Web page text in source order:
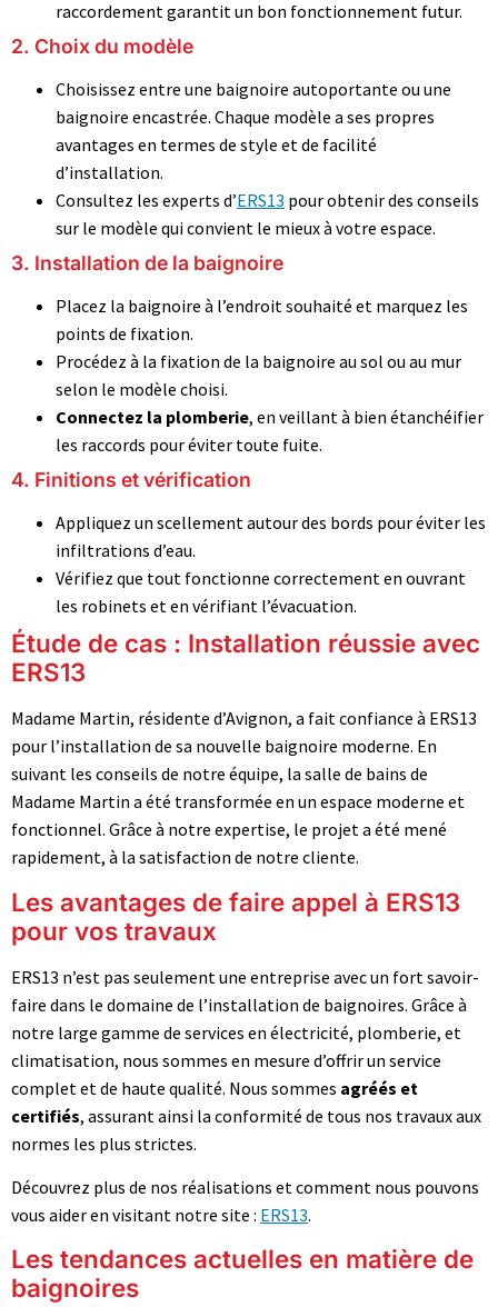
raccordement garantit un bon fonctionnement futur.
2. Choix du modèle
Choisissez entre une baignoire autoportante ou une
baignoire encastrée. Chaque modèle a ses propres
avantages en termes de style et de facilité
d’installation.
Consultez les experts d’ERS13 pour obtenir des conseils
sur le modèle qui convient le mieux à votre espace.
3. Installation de la baignoire
Placez la baignoire à l’endroit souhaité et marquez les
points de fixation.
Procédez à la fixation de la baignoire au sol ou au mur
selon le modèle choisi.
Connectez la plomberie, en veillant à bien étanchéifier
les raccords pour éviter toute fuite.
4. Finitions et vérification
Appliquez un scellement autour des bords pour éviter les
infiltrations d’eau.
Vérifiez que tout fonctionne correctement en ouvrant
les robinets et en vérifiant l’évacuation.
Étude de cas : Installation réussie avec
ERS13
Madame Martin, résidente d’Avignon, a fait confiance à ERS13
pour l’installation de sa nouvelle baignoire moderne. En
suivant les conseils de notre équipe, la salle de bains de
Madame Martin a été transformée en un espace moderne et
fonctionnel. Grâce à notre expertise, le projet a été mené
rapidement, à la satisfaction de notre cliente.
Les avantages de faire appel à ERS13
pour vos travaux
ERS13 n’est pas seulement une entreprise avec un fort savoir-
faire dans le domaine de l’installation de baignoires. Grâce à
notre large gamme de services en électricité, plomberie, et
climatisation, nous sommes en mesure d’offrir un service
complet et de haute qualité. Nous sommes agréés et
certifiés, assurant ainsi la conformité de tous nos travaux aux
normes les plus strictes.
Découvrez plus de nos réalisations et comment nous pouvons
vous aider en visitant notre site : ERS13.
Les tendances actuelles en matière de
baignoires